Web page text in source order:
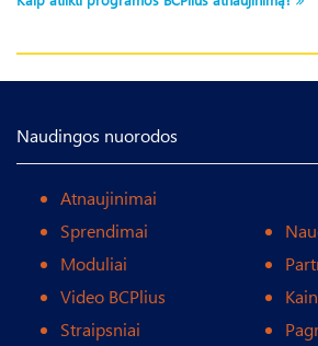
Naudingos nuorodos
Atnaujinimai
Sprendimai
Moduliai
Video BCPlius
Straipsniai